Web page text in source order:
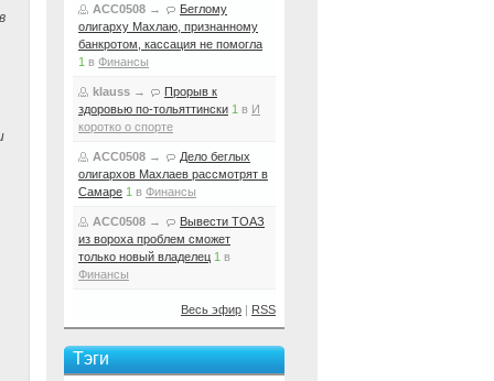
ACC0508 →
Беглому
олигарху Махлаю, признанному
банкротом, кассация не помогла
1 в Финансы
klauss →
Прорыв к
здоровью по-тольяттински 1 в И
коротко о спорте
ACC0508 →
Дело беглых
олигархов Махлаев рассмотрят в
Самаре 1 в Финансы
ACC0508 →
Вывести ТОАЗ
из вороха проблем сможет
только новый владелец 1 в
Финансы
Весь эфир | RSS
Тэги